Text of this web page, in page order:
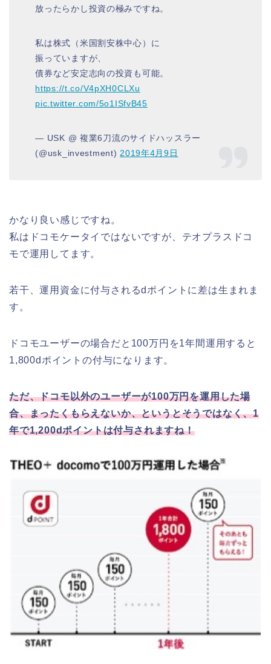
放ったらかし投資の極みですね。
私は株式（米国割安株中心）に
振っていますが、
債券など安定志向の投資も可能。
https://t.co/V4pXH0CLXu
pic.twitter.com/5o1ISfvB45
— USK @ 複業6刀流のサイドハッスラー
(@usk_investment)2019年4月9日
かなり良い感じですね。
私はドコモケータイではないですが、テオプラスドコ
モで運用してます。
若干、運用資金に付与されるdポイントに差は生まれま
す。
ドコモユーザーの場合だと100万円を1年間運用すると
1,800dポイントの付与になります。
ただ、ドコモ以外のユーザーが100万円を運用した場
合、まったくもらえないか、というとそうではなく、1
年で1,200dポイントは付与されますね！